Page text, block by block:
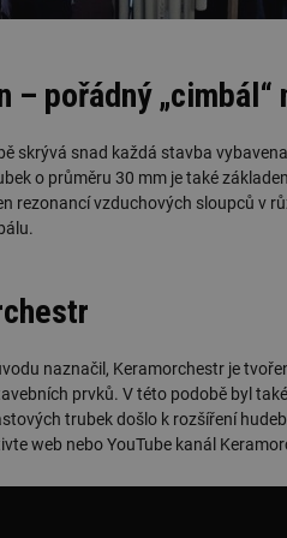
– pořádný „cimbál“
skrývá snad každá stavba
o průměru 30 mm je také
rezonancí vzduchových sloupců v
naznačil, Keramorchestr je
prvků. V této podobě byl
trubek došlo k rozšíření
web nebo YouTube kanál
id
id
_dc_gtm_UA-
id